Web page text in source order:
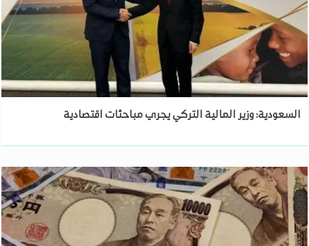
السعودية: وزير المالية التركي يجري مباحثات اقتصادية